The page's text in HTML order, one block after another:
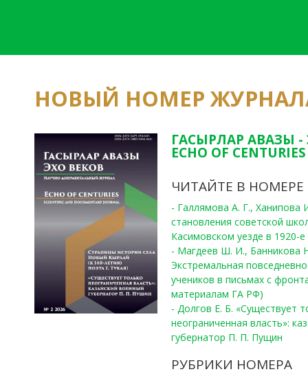
НОВЫЙ НОМЕР
ГАСЫРЛАР АВАЗЫ -
ECHO OF
ЧИТАЙТЕ В НОМЕРЕ
- Галлямова А. Г.,
становления советской
Касимовском уезде в 1920-е
- Магдеев Ш. И., Банникова
Экстремальная
учеников в письмах с
материалам ГА РФ)
- Долгов Е. Б. «Существует
неограниченная власть»:
губернатор П. П. Пущин
РУБРИКИ НОМЕРА